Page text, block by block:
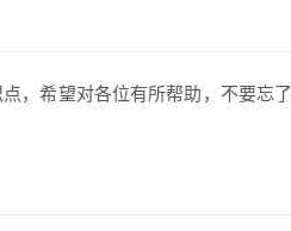
，希望对各位有所帮助，不要忘了